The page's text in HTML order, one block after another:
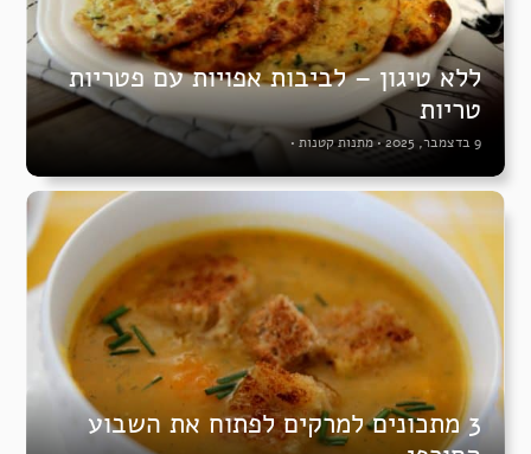
ללא טיגון – לביבות אפויות עם פטריות
טריות
9 בדצמבר, 2025 • מתנות קטנות •
3 מתכונים למרקים לפתוח את השבוע